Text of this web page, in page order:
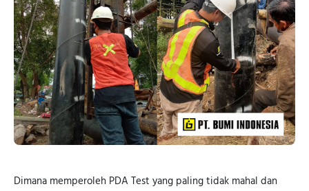
Dimana memperoleh PDA Test yang paling tidak mahal dan